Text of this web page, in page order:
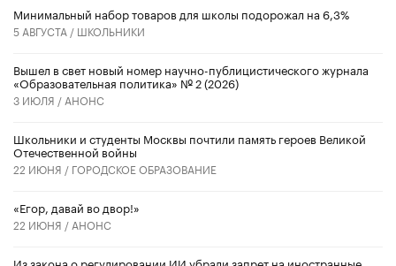
Минимальный набор товаров для школы подорожал на 6,3%
5 АВГУСТА / ШКОЛЬНИКИ
Вышел в свет новый номер научно-публицистического журнала
«Образовательная политика» № 2 (2026)
3 ИЮЛЯ / АНОНС
Школьники и студенты Москвы почтили память героев Великой
Отечественной войны
22 ИЮНЯ / ГОРОДСКОЕ ОБРАЗОВАНИЕ
«Егор, давай во двор!»
22 ИЮНЯ / АНОНС
Из закона о регулировании ИИ убрали запрет на иностранные